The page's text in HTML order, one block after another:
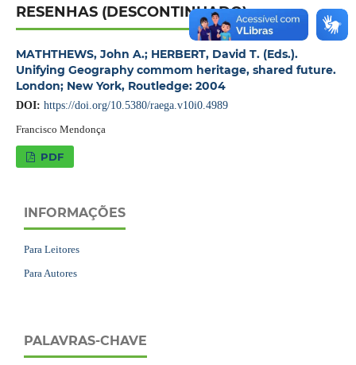
RESENHAS (DESCONTINUADO)
MATHTHEWS, John A.; HERBERT, David T. (Eds.).
Unifying Geography commom heritage, shared future.
London; New York, Routledge: 2004
DOI: https://doi.org/10.5380/raega.v10i0.4989
Francisco Mendonça
PDF
INFORMAÇÕES
Para Leitores
Para Autores
PALAVRAS-CHAVE